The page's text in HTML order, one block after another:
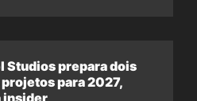
Studios prepara dois
para 2027,